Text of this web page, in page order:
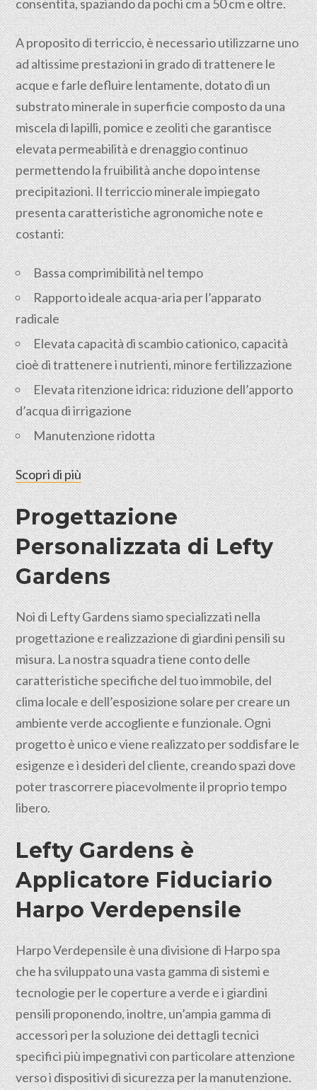
consentita, spaziando da pochi cm a 50 cm e oltre.
A proposito di terriccio, è necessario utilizzarne uno
ad altissime prestazioni in grado di trattenere le
acque e farle defluire lentamente, dotato di un
substrato minerale in superficie composto da una
miscela di lapilli, pomice e zeoliti che garantisce
elevata permeabilità e drenaggio continuo
permettendo la fruibilità anche dopo intense
precipitazioni. Il terriccio minerale impiegato
presenta caratteristiche agronomiche note e
costanti:
Bassa comprimibilità nel tempo
Rapporto ideale acqua-aria per l’apparato
radicale
Elevata capacità di scambio cationico, capacità
cioè di trattenere i nutrienti, minore fertilizzazione
Elevata ritenzione idrica: riduzione dell’apporto
d’acqua di irrigazione
Manutenzione ridotta
Scopri di più
Progettazione
Personalizzata di Lefty
Gardens
Noi di Lefty Gardens siamo specializzati nella
progettazione e realizzazione di giardini pensili su
misura. La nostra squadra tiene conto delle
caratteristiche specifiche del tuo immobile, del
clima locale e dell’esposizione solare per creare un
ambiente verde accogliente e funzionale. Ogni
progetto è unico e viene realizzato per soddisfare le
esigenze e i desideri del cliente, creando spazi dove
poter trascorrere piacevolmente il proprio tempo
libero.
Lefty Gardens è
Applicatore Fiduciario
Harpo Verdepensile
Harpo Verdepensile è una divisione di Harpo spa
che ha sviluppato una vasta gamma di sistemi e
tecnologie per le coperture a verde e i giardini
pensili proponendo, inoltre, un’ampia gamma di
accessori per la soluzione dei dettagli tecnici
specifici più impegnativi con particolare attenzione
verso i dispositivi di sicurezza per la manutenzione.